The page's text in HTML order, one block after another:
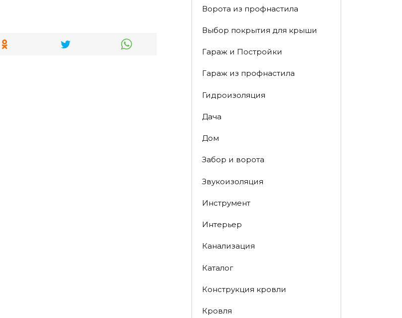
Ворота из профнастила
Выбор покрытия для крыши
Гараж и Постройки
Гараж из профнастила
Гидроизоляция
Дача
Дом
Забор и ворота
Звукоизоляция
Инструмент
Интерьер
Канализация
Каталог
Конструкция кровли
Кровля